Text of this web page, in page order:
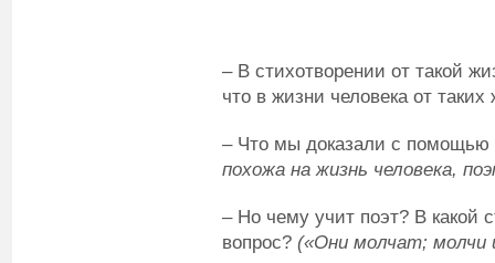
– В стихотворении от такой
что в жизни человека от
– Что мы доказали с
похожа на жизнь человека,
– Но чему учит поэт? В какой
вопрос? («Они молчат;